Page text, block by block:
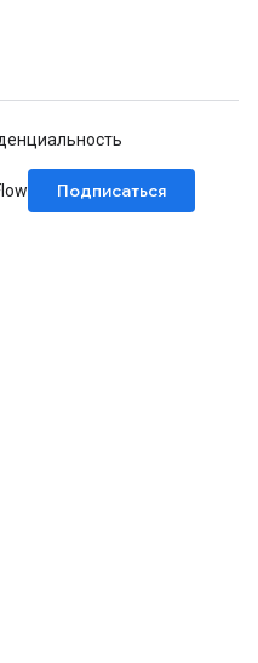
Подписаться